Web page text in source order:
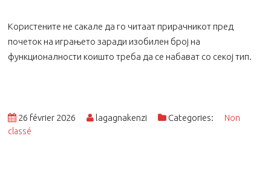
Користените не сакале да го читаат прирачникот пред
почеток на играњето заради изобилен број на
функционалности коишто треба да се набават со секој тип.
26 février 2026 lagagnakenzi Categories:
Non
classé